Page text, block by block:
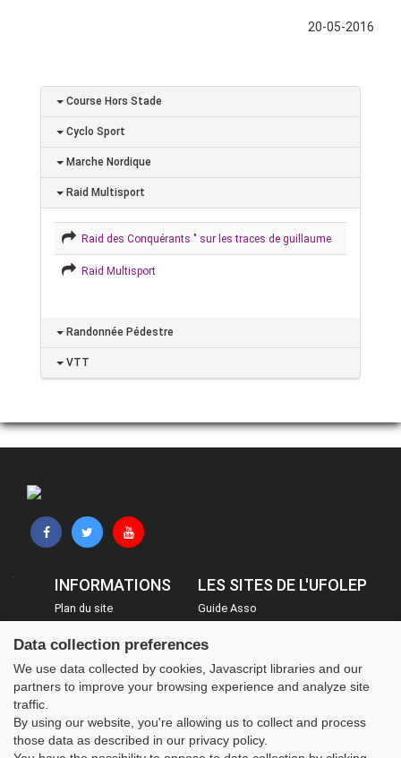
20-05-2016
Course Hors Stade
Cyclo Sport
Marche Nordique
Raid Multisport
Raid des Conquérants " sur les traces de guillaume
Raid Multisport
Randonnée Pédestre
VTT
INFORMATIONS
Plan du site
Mentions légales
Administration
LES SITES DE L'UFOLEP
Guide Asso
Inscriptions évènements
Data collection preferences
We use data collected by cookies, Javascript libraries and our
partners to improve your browsing experience and analyze site
traffic.
By using our website, you're allowing us to collect and process
those data as described in our privacy policy.